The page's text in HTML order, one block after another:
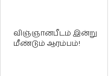
விஞ்ஞானபீடம் இன்று
மீண்டும் ஆரம்பம்!